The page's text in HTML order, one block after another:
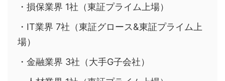
・損保業界 1社（東証プライム上場）
・IT業界 7社（東証グロース&東証プライム上
場）
・金融業界 3社（大手G子会社）